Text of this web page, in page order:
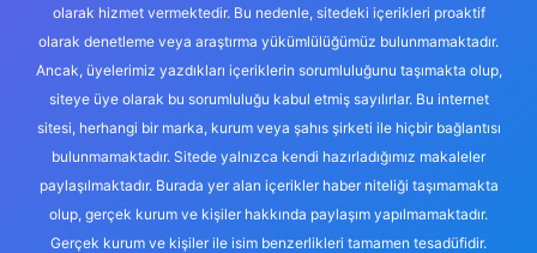
olarak hizmet vermektedir. Bu nedenle, sitedeki içerikleri proaktif
olarak denetleme veya araştırma yükümlülüğümüz bulunmamaktadır.
Ancak, üyelerimiz yazdıkları içeriklerin sorumluluğunu taşımakta olup,
siteye üye olarak bu sorumluluğu kabul etmiş sayılırlar. Bu internet
sitesi, herhangi bir marka, kurum veya şahıs şirketi ile hiçbir bağlantısı
bulunmamaktadır. Sitede yalnızca kendi hazırladığımız makaleler
paylaşılmaktadır. Burada yer alan içerikler haber niteliği taşımamakta
olup, gerçek kurum ve kişiler hakkında paylaşım yapılmamaktadır.
Gerçek kurum ve kişiler ile isim benzerlikleri tamamen tesadüfidir.